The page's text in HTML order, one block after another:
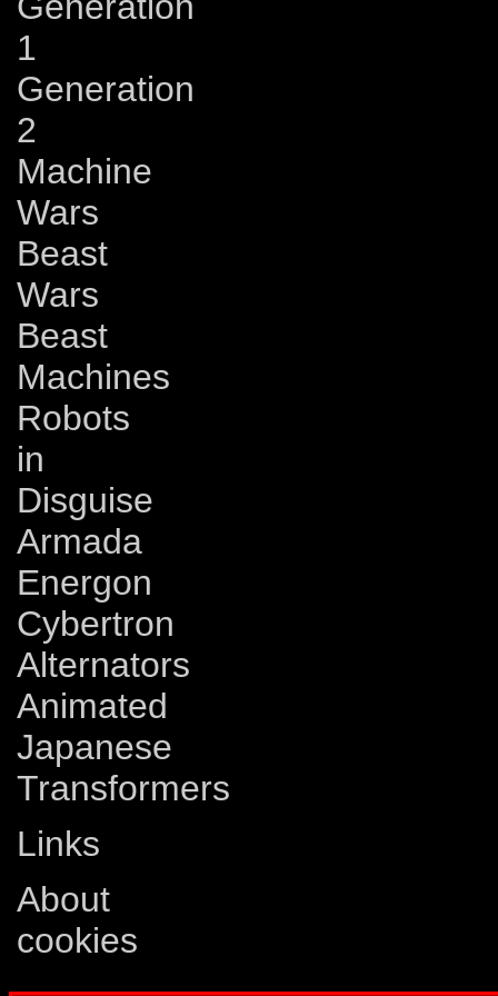
1
Generation
2
Machine
Wars
Beast
Wars
Beast
Machines
Robots
in
Disguise
Armada
Energon
Cybertron
Alternators
Animated
Japanese
Transformers
Links
About
cookies